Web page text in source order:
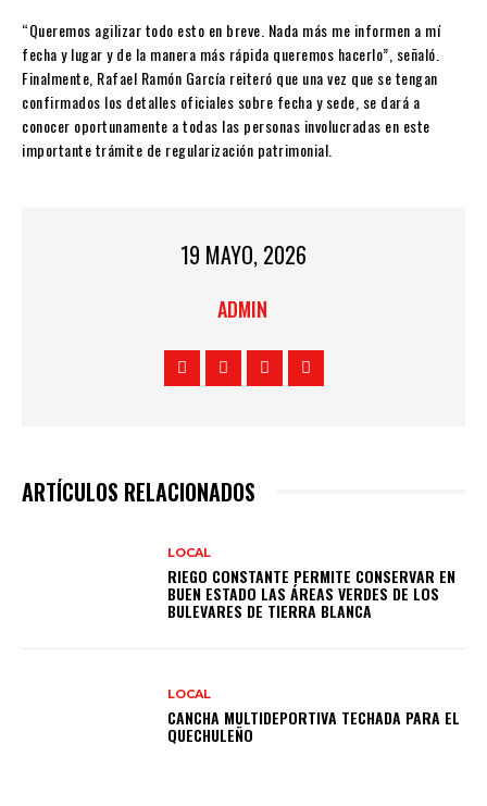
“Queremos agilizar todo esto en breve. Nada más me informen a mí
fecha y lugar y de la manera más rápida queremos hacerlo”, señaló.
Finalmente, Rafael Ramón García reiteró que una vez que se tengan
confirmados los detalles oficiales sobre fecha y sede, se dará a
conocer oportunamente a todas las personas involucradas en este
importante trámite de regularización patrimonial.
19 MAYO, 2026
ADMIN
ARTÍCULOS RELACIONADOS
LOCAL
RIEGO CONSTANTE PERMITE CONSERVAR EN
BUEN ESTADO LAS ÁREAS VERDES DE LOS
BULEVARES DE TIERRA BLANCA
LOCAL
CANCHA MULTIDEPORTIVA TECHADA PARA EL
QUECHULEÑO